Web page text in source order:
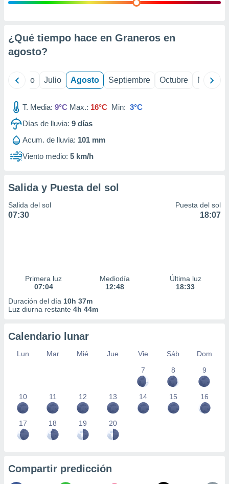
e
mediante
publicidad
de
1199
¿Qué tiempo hace en Graneros en
agosto?
Junio Julio Agosto Septiembre Octubre
T. Media: 9°C Max.: 16°C Min: 3°C
Días de lluvia: 9 días
Acum. de lluvia: 101 mm
Viento medio: 5 km/h
Salida y Puesta del sol
Salida del sol
07:30
Puesta del sol
18:07
Primera luz
07:04
Mediodía
12:48
Última luz
18:33
Duración del día 10h 37m
Luz diurna restante 4h 44m
Calendario lunar
Lun Mar Mié Jue Vie Sáb
Dom
7
8 9
10 11 12 13 14 15 16
17 18 19 20
Compartir predicción